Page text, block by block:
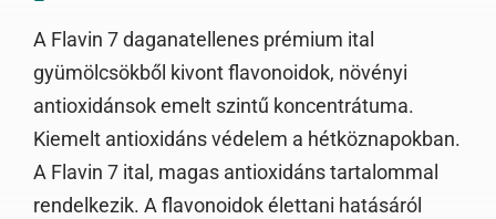
A Flavin 7 daganatellenes prémium ital
gyümölcsökből kivont flavonoidok, növényi
antioxidánsok emelt szintű koncentrátuma.
Kiemelt antioxidáns védelem a hétköznapokban.
A Flavin 7 ital, magas antioxidáns tartalommal
rendelkezik. A flavonoidok élettani hatásáról